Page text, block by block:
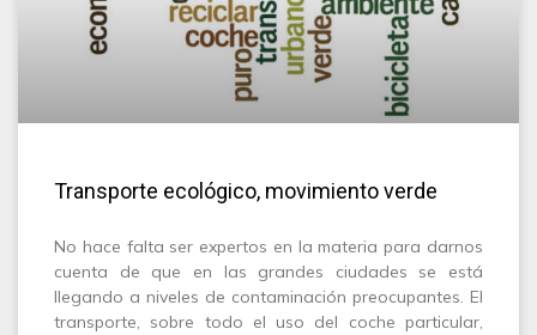
Transporte ecológico, movimiento verde
No hace falta ser expertos en la materia para darnos
cuenta de que en las grandes ciudades se está
llegando a niveles de contaminación preocupantes. El
transporte, sobre todo el uso del coche particular,